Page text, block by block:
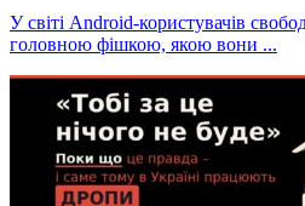
У світі Android-користувачів
головною фішкою, якою вони ...